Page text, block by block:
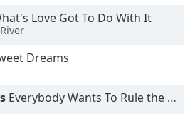
Love Got To Do With It
Dreams
Everybody Wants To Rule the World